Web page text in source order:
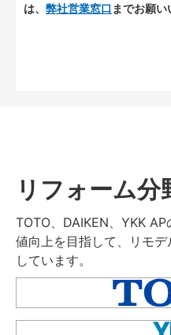
は、 弊社営業窓口 までお願い
リフォーム分
TOTO、DAIKEN、YKK
値向上を目指して、リモ
しています。